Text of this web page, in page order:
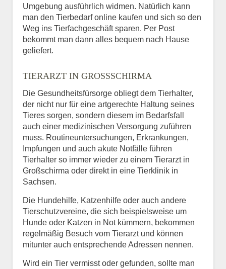
Umgebung ausführlich widmen. Natürlich kann
man den Tierbedarf online kaufen und sich so den
Weg ins Tierfachgeschäft sparen. Per Post
bekommt man dann alles bequem nach Hause
geliefert.
TIERARZT IN GROSSSCHIRMA
Die Gesundheitsfürsorge obliegt dem Tierhalter,
der nicht nur für eine artgerechte Haltung seines
Tieres sorgen, sondern diesem im Bedarfsfall
auch einer medizinischen Versorgung zuführen
muss. Routineuntersuchungen, Erkrankungen,
Impfungen und auch akute Notfälle führen
Tierhalter so immer wieder zu einem Tierarzt in
Großschirma oder direkt in eine Tierklinik in
Sachsen.
Die Hundehilfe, Katzenhilfe oder auch andere
Tierschutzvereine, die sich beispielsweise um
Hunde oder Katzen in Not kümmern, bekommen
regelmäßig Besuch vom Tierarzt und können
mitunter auch entsprechende Adressen nennen.
Wird ein Tier vermisst oder gefunden, sollte man